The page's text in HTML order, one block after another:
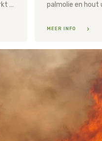
Australië wordt er hard gewerkt aan het herstellen van verbrande stukken natuur en het beter beschermen van de dieren die er leven. Dankzij de vele donaties vanuit Nederland en andere landen wereldwijd, kon WWF Australië het project Regenerate Australia lanceren. Dit is het grootste natuurherstelprogramma in de geschiedenis van Australië! Er wordt bijvoorbeeld gewerkt aan het verdubbelen van het aantal koala’s in het oosten van het land voor 2050, het herstellen van 12,6 miljoen hectare natuur, en de overstap naar duurzame energie.
MEER INFO